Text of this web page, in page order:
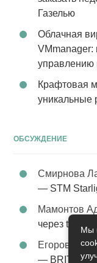
Газелью
Облачная
VMmanager:
Крафтовая
уникальные
ОБСУЖДЕНИЕ
Смирнова
— STM
Мамонтов
через tobiz
Егоров
— BRITAX
Мы